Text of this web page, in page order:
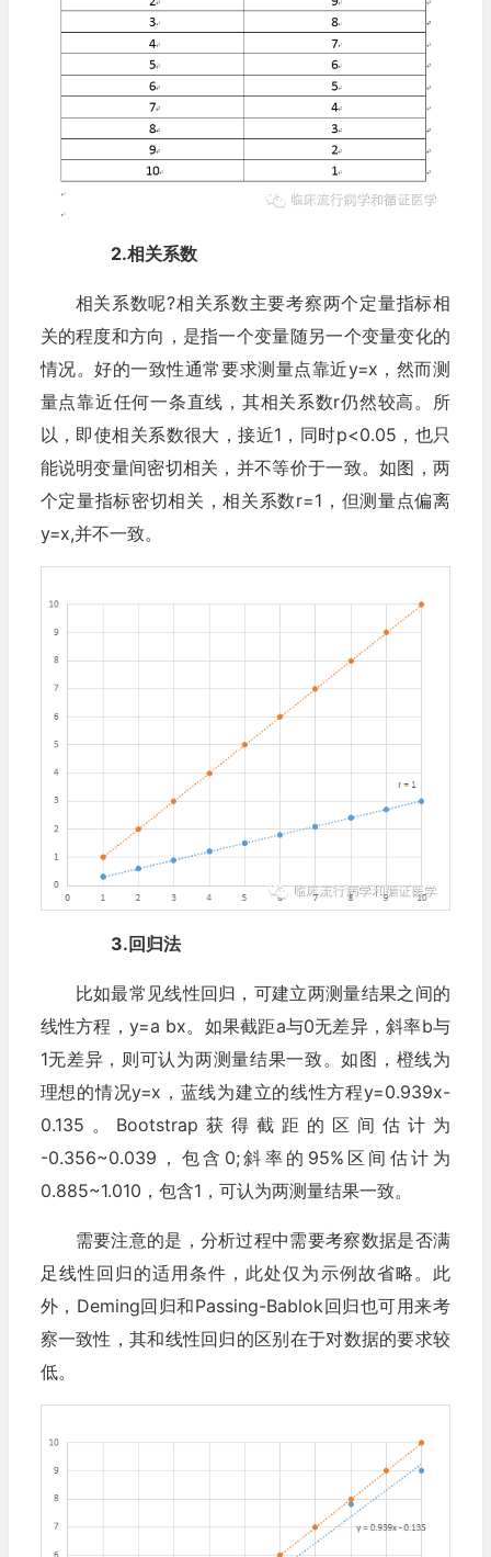
2.相关系数‍
相关系数呢?相关系数主要考察两个定量指标相
关的程度和方向，是指一个变量随另一个变量变化的
情况。好的一致性通常要求测量点靠近y=x，然而测
量点靠近任何一条直线，其相关系数r仍然较高。所
以，即使相关系数很大，接近1，同时p<0.05，也只
能说明变量间密切相关，并不等价于一致。如图，两
个定量指标密切相关，相关系数r=1，但测量点偏离
y=x,并不一致。
3.回归法‍
比如最常见线性回归，可建立两测量结果之间的
线性方程，y=a bx。如果截距a与0无差异，斜率b与
1无差异，则可认为两测量结果一致。如图，橙线为
理想的情况y=x，蓝线为建立的线性方程y=0.939x-
0.135。Bootstrap获得截距的区间估计为
-0.356~0.039，包含0;斜率的95%区间估计为
0.885~1.010，包含1，可认为两测量结果一致。‍
需要注意的是，分析过程中需要考察数据是否满
足线性回归的适用条件，此处仅为示例故省略。此
外，Deming回归和Passing-Bablok回归也可用来考
察一致性，其和线性回归的区别在于对数据的要求较
低。